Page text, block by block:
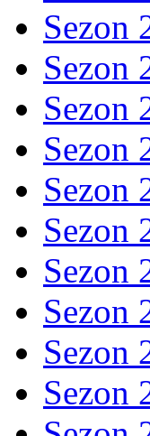
Sezon
Sezon
Sezon
Sezon
Sezon
Sezon
Sezon
Sezon
Sezon
Sezon